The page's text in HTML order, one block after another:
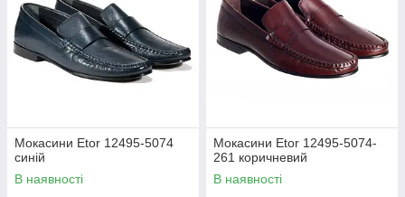
Мокасини Etor 12495-5074
синій
В наявності
Мокасини Etor 12495-5074-
261 коричневий
В наявності